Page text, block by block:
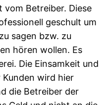
Betreiber. Diese
geschult um
sagen bzw. zu
hören wollen. Es
Die Einsamkeit und
wird hier
die Betreiber der